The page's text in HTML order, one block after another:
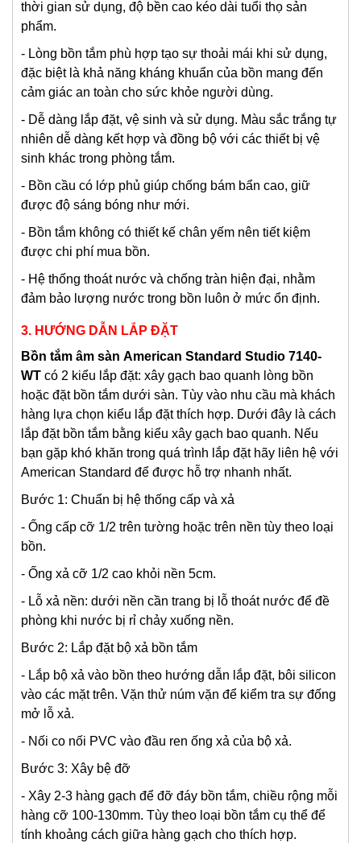
thời gian sử dụng, độ bền cao kéo dài tuổi thọ sản
phẩm.
- Lòng bồn tắm phù hợp tạo sự thoải mái khi sử dụng,
đặc biệt là khả năng kháng khuẩn của bồn mang đến
cảm giác an toàn cho sức khỏe người dùng.
- Dễ dàng lắp đặt, vệ sinh và sử dụng. Màu sắc trắng tự
nhiên dễ dàng kết hợp và đồng bộ với các thiết bị vệ
sinh khác trong phòng tắm.
- Bồn cầu có lớp phủ giúp chống bám bẩn cao, giữ
được độ sáng bóng như mới.
- Bồn tắm không có thiết kế chân yếm nên tiết kiệm
được chi phí mua bồn.
- Hệ thống thoát nước và chống tràn hiện đại, nhằm
đảm bảo lượng nước trong bồn luôn ở mức ổn định.
3. HƯỚNG DẪN LẮP ĐẶT
Bồn tắm âm sàn American Standard Studio 7140-
WT có 2 kiểu lắp đặt: xây gạch bao quanh lòng bồn
hoặc đặt bồn tắm dưới sàn. Tùy vào nhu cầu mà khách
hàng lựa chọn kiểu lắp đặt thích hợp. Dưới đây là cách
lắp đặt bồn tắm bằng kiểu xây gạch bao quanh. Nếu
bạn gặp khó khăn trong quá trình lắp đặt hãy liên hệ với
American Standard để được hỗ trợ nhanh nhất.
Bước 1: Chuẩn bị hệ thống cấp và xả
- Ống cấp cỡ 1/2 trên tường hoặc trên nền tùy theo loại
bồn.
- Ống xả cỡ 1/2 cao khỏi nền 5cm.
- Lỗ xả nền: dưới nền cần trang bị lỗ thoát nước để đề
phòng khi nước bị rỉ chảy xuống nền.
Bước 2: Lắp đặt bộ xả bồn tắm
- Lắp bộ xả vào bồn theo hướng dẫn lắp đặt, bôi silicon
vào các mặt trên. Vặn thử núm vặn để kiểm tra sự đống
mở lỗ xả.
- Nối co nối PVC vào đầu ren ống xả của bộ xả.
Bước 3: Xây bệ đỡ
- Xây 2-3 hàng gạch để đỡ đáy bồn tắm, chiều rộng mỗi
hàng cỡ 100-130mm. Tùy theo loại bồn tắm cụ thể để
tính khoảng cách giữa hàng gạch cho thích hợp.